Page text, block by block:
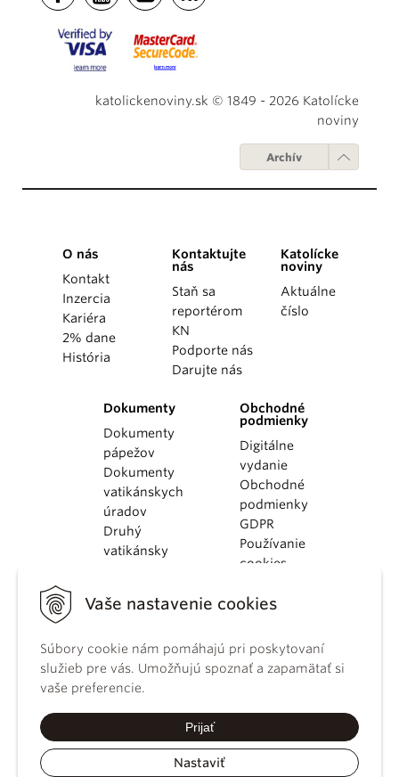
Vaše nastavenie cookies
Súbory cookie nám pomáhajú pri poskytovaní
služieb pre vás. Umožňujú spoznať a zapamätať si
vaše preferencie.
Prijať
Nastaviť
katolickenoviny.sk © 1849 - 2026 Katolícke
noviny
Archív
O nás
Kontakt
Inzercia
Kariéra
2% dane
História
Kontaktujte
nás
Staň sa
reportérom
KN
Podporte nás
Darujte nás
Katolícke
noviny
Aktuálne
číslo
Dokumenty
Dokumenty
pápežov
Dokumenty
vatikánskych
úradov
Druhý
vatikánsky
KBS
kánonického
práva
Katechizmus
Obchodné
podmienky
Digitálne
vydanie
Obchodné
podmienky
GDPR
Používanie
cookies